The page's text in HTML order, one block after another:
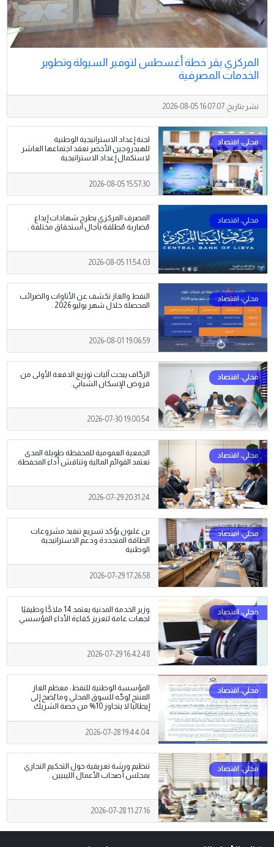
المركزي يقر خطة أغسطس لتوفير السيولة وتطوير
الخدمات المصرفية
نشر بتاريخ:2026-08-05 16:07:07
لجنة إعداد الاستراتيجية الوطنية
للهيدروجين الأخضر تعقد اجتماعها العاشر
لاستكمال إعداد الاستراتيجية
2026-08-05 15:57:30
المصرف المركزي يطرح شهادات إيداع
مُضاربة مُطلقة بآجال استحقاق مختلفة .
2026-08-05 11:54:03
النفط والغاز تكشف عن الأتاوات والضرائب
المحصلة خلال شهر يوليو 2026 .
2026-08-01 19:06:59
الزحّاف يبحث آليات توزيع الدفعة الأولى من
قروض الإسكان الشبابي.
2026-07-30 19:00:54
الجمعية العمومية للمحفظة طويلة المدى
تعتمد القوائم المالية وتناقش أداء المحفظة.
2026-07-29 20:31:24
بن غلبون يؤكد تسريع تنفيذ مشروعات
الطاقة المتجددة ودعم الاستراتيجية
الوطنية
2026-07-29 17:26:58
وزير الخدمة المدنية يعتمد 14 ملاكًا وظيفيًا
لجهات عامة لتعزيز كفاءة الأداء المؤسسي
2026-07-29 16:42:48
المؤسسة الوطنية للنفط: معظم الغاز
المنتج يُوجَّه للسوق المحلي وما يُضخ إلى
إيطاليا لا يتجاوز 10% من حصة الشريك
2026-07-28 19:44:04
تنظيم ورشة تعريفية حول التحكيم التجاري
بمجلس أصحاب الأعمال الليبيين .
2026-07-28 11:27:16